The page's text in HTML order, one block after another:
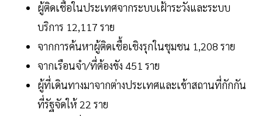
ผู้ติดเชื้อในประเทศจากระบบเฝ้าระวังและระบบ
บริการ 12,117 ราย
จากการค้นหาผู้ติดเชื้อเชิงรุกในชุมชน 1,208 ราย
จากเรือนจำ/ที่ต้องขัง 451 ราย
ผู้ที่เดินทางมาจากต่างประเทศและเข้าสถานที่กักกัน
ที่รัฐจัดให้ 22 ราย